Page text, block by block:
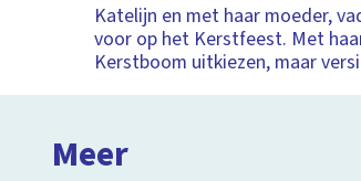
Katelijn en met haar moeder,
voor op het Kerstfeest. Met
Kerstboom uitkiezen, maar
Meer